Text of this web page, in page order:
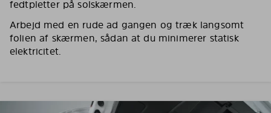
fedtpletter på solskærmen.
Arbejd med en rude ad gangen og træk langsomt
folien af skærmen, sådan at du minimerer statisk
elektricitet.